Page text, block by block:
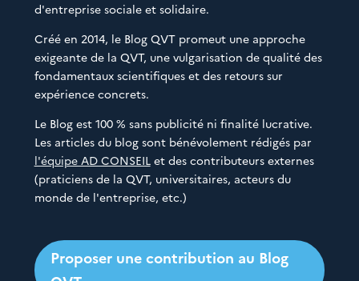
d'entreprise sociale et solidaire.
Créé en 2014, le Blog QVT promeut une approche
exigeante de la QVT, une vulgarisation de qualité des
fondamentaux scientifiques et des retours sur
expérience concrets.
Le Blog est 100 % sans publicité ni finalité lucrative.
Les articles du blog sont bénévolement rédigés par
l'équipe AD CONSEILet des contributeurs externes
(praticiens de la QVT, universitaires, acteurs du
monde de l'entreprise, etc.)
Proposer une contribution au Blog